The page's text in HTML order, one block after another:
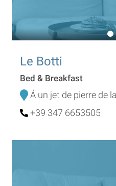
Le Botti
Bed & Breakfast
Á un jet de pierre de
+39 347 6653505